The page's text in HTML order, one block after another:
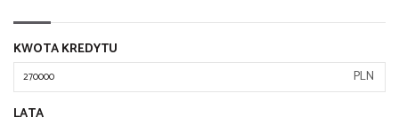
KWOTA KREDYTU
PLN
LATA